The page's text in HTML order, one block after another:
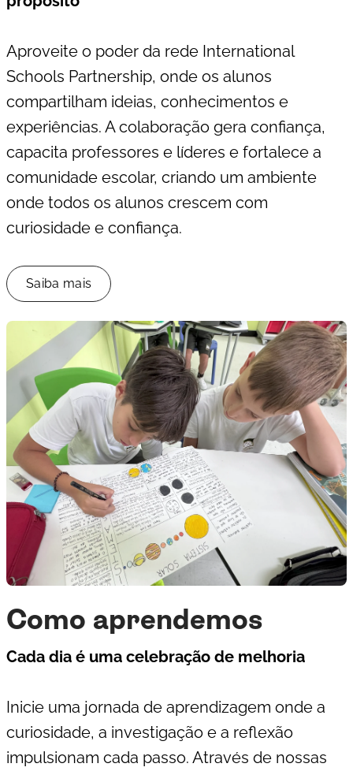
Aproveite o poder da rede International
Schools Partnership, onde os alunos
compartilham ideias, conhecimentos e
experiências. A colaboração gera confiança,
capacita professores e líderes e fortalece a
comunidade escolar, criando um ambiente
onde todos os alunos crescem com
curiosidade e confiança.
Saiba mais
Como aprendemos
Cada dia é uma celebração de melhoria
Inicie uma jornada de aprendizagem onde a
curiosidade, a investigação e a reflexão
impulsionam cada passo. Através de nossas